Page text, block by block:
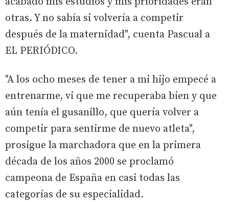
otras. Y no sabía si volvería a competir
después de la maternidad", cuenta Pascual a
EL PERIÓDICO.
"A los ocho meses de tener a mi hijo empecé a
entrenarme, vi que me recuperaba bien y que
aún tenía el gusanillo, que quería volver a
competir para sentirme de nuevo atleta",
prosigue la marchadora que en la primera
década de los años 2000 se proclamó
campeona de España en casi todas las
categorías de su especialidad.